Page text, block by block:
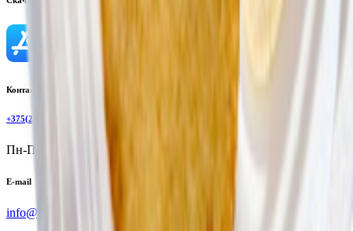
Контактный телефон
+375(29)6875999
Пн-Пт: 8:00 - 17:00
E-mail
info@yoda.by